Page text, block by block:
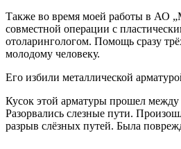
Также во время моей работы в АО
совместной операции с
отоларингологом. Помощь сразу
молодому человеку.
Его избили металлической
Кусок этой арматуры прошел между
Разорвались слезные пути.
разрыв слёзных путей. Была